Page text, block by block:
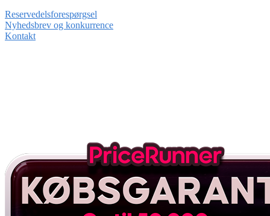
Reservedelsforespørgsel
Nyhedsbrev og konkurrence
Kontakt